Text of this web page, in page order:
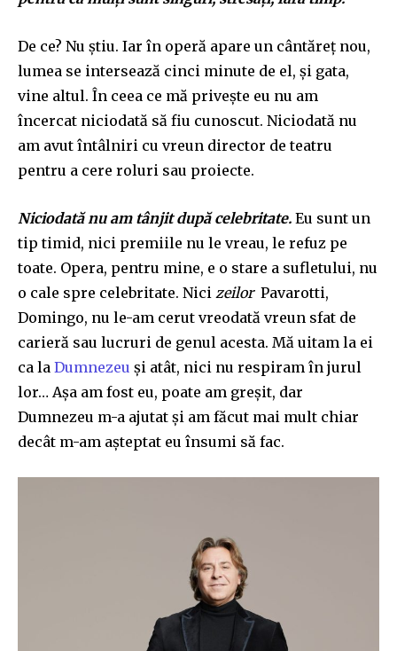
De ce? Nu știu. Iar în operă apare un cântăreț nou,
lumea se intersează cinci minute de el, și gata,
vine altul. În ceea ce mă privește eu nu am
încercat niciodată să fiu cunoscut. Niciodată nu
am avut întâlniri cu vreun director de teatru
pentru a cere roluri sau proiecte.
Niciodată nu am tânjit după celebritate. Eu sunt un
tip timid, nici premiile nu le vreau, le refuz pe
toate. Opera, pentru mine, e o stare a sufletului, nu
o cale spre celebritate. Nici zeilorPavarotti,
Domingo, nu le-am cerut vreodată vreun sfat de
carieră sau lucruri de genul acesta. Mă uitam la ei
ca la Dumnezeu și atât, nici nu respiram în jurul
lor… Așa am fost eu, poate am greșit, dar
Dumnezeu m-a ajutat și am făcut mai mult chiar
decât m-am așteptat eu însumi să fac.